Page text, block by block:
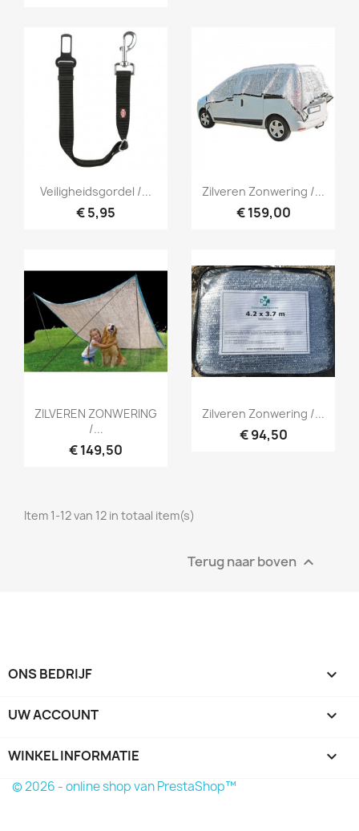
Snel bekijken
Veiligheidsgordel /...
€ 5,95
Snel bekijken
Zilveren Zonwering /...
€ 159,00
Snel bekijken
ZILVEREN ZONWERING
/...
€ 149,50
Snel bekijken
Zilveren Zonwering /...
€ 94,50
Item 1-12 van 12 in totaal item(s)
Terug naar boven 
ONS BEDRIJF 
UW ACCOUNT 
WINKEL INFORMATIE keyboard_arrow_down
© 2026 - online shop van PrestaShop™